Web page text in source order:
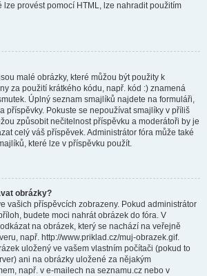
lze provést pomocí HTML, lze nahradit použitím
malé obrázky, které můžou být použity k
za použití krátkého kódu, např. kód :) znamená
Úplný seznam smajlíků najdete na formuláři,
příspěvky. Pokuste se nepoužívat smajlíky v příliš
způsobit nečitelnost příspěvku a moderátoři by je
celý váš příspěvek. Administrátor fóra může také
které lze v příspěvku použít.
obrázky?
vašich příspěvcích zobrazeny. Pokud administrátor
budete moci nahrát obrázek do fóra. V
na obrázek, který se nachází na veřejně
např. http://www.priklad.cz/muj-obrazek.gif.
uložený ve vašem vlastním počítači (pokud to
ani na obrázky uložené za nějakým
např. v e-mailech na seznamu.cz nebo v